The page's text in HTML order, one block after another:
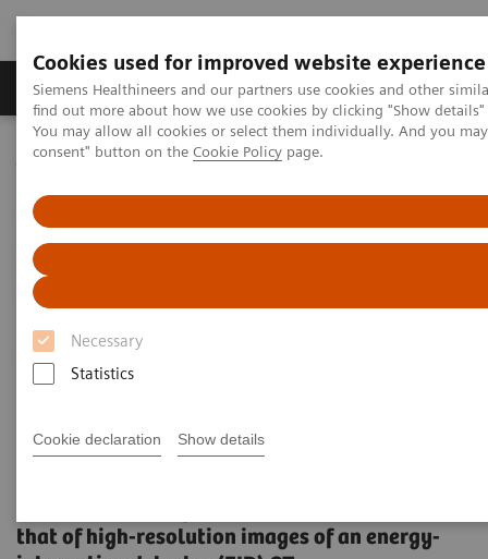
Cookies used for improved website experience
Siemens Healthineers and our partners use cookies and other
find out more about how we use cookies by clicking "Show
You may allow all cookies or select them individually. And you
consent" button on the Cookie Policy page.
Necessary
Statistics
Cookie declaration Show details
Продукція та сервіси Клінічні галузі
Домашня
Медична візуалізація
NAEOTOM Alpha
PCCT scientific evidence
Ultra-high resolution CT imaging of interstitial lung disease:
impact of photon-counting CT in 112 patients
Ultra-high resolution CT
imaging of interstitial lung
disease: impact of photon-
counting CT in 112 patients
that of high-resolution images of an energy-